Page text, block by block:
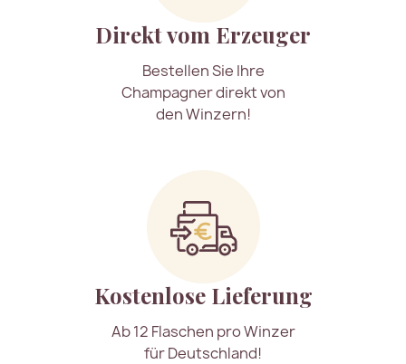
Direkt vom Erzeuger
Bestellen Sie Ihre
Champagner direkt von
den Winzern!
Kostenlose Lieferung
Ab 12 Flaschen pro Winzer
für Deutschland!